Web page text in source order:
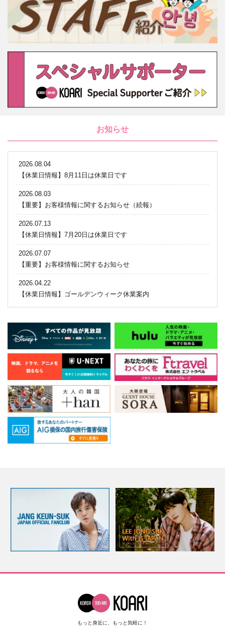
お知らせ
2026.08.04
【休業日情報】8月11日は休業日です
2026.08.03
【重要】お客様情報に関するお知らせ（続報）
2026.07.13
【休業日情報】7月20日は休業日です
2026.07.07
【重要】お客様情報に関するお知らせ
2026.04.22
【休業日情報】ゴールデンウィーク休業案内
もっと身近に、もっと気軽に！